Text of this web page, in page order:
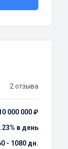
2 отзыва
000 000 ₽
в день
- 1080 дн.